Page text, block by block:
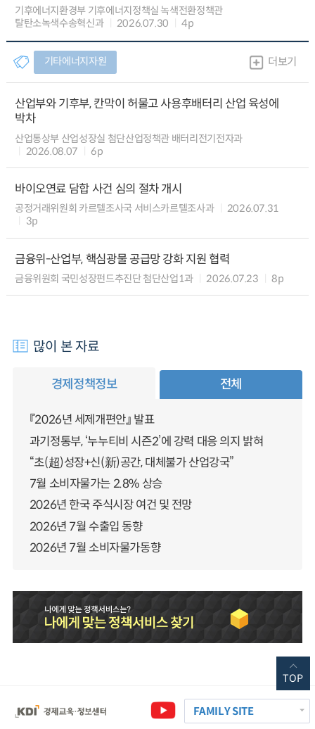
기후에너지환경부 기후에너지정책실 녹색전환정책관
탈탄소녹색수송혁신과
2026.07.30 4p
기타에너지자원 더보기
산업부와 기후부, 칸막이 허물고 사용후배터리 산업 육성에
박차
산업통상부 산업성장실 첨단산업정책관 배터리전기전자과
2026.08.07
6p
바이오연료 담합 사건 심의 절차 개시
공정거래위원회 카르텔조사국 서비스카르텔조사과
2026.07.31
3p
금융위-산업부, 핵심광물 공급망 강화 지원 협력
금융위원회 국민성장펀드추진단 첨단산업1과 2026.07.23 8p
많이 본 자료
경제정책정보 전체
『2026년 세제개편안』 발표
과기정통부, ‘누누티비 시즌2’에 강력 대응 의지 밝혀
“초(超)성장+신(新)공간, 대체불가 산업강국”
7월 소비자물가는 2.8% 상승
2026년 한국 주식시장 여건 및 전망
2026년 7월 수출입 동향
2026년 7월 소비자물가동향
FAMILY SITE
TOP